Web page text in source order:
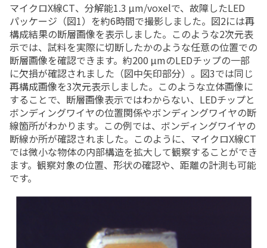
マイクロX線CT、分解能1.3 μm/voxelで、故障したLED
パッケージ（図1）を約6時間で撮影しました。図2には再
構成結果の断層画像を表示しました。このような2次元表
示では、試料を実際に切断したかのような任意の位置での
断層画像を確認できます。約200 μmのLEDチップの一部
に欠損が確認されました（図中矢印部分）。図3では同じ
再構成画像を3次元表示しました。このような立体画像に
することで、断層画像表示ではわからない、LEDチップと
ボンディングワイヤの位置関係やボンディングワイヤの断
線箇所がわかります。この例では、ボンディングワイヤの
断線か所が確認されました。このように、マイクロX線CT
では微小な物体の内部構造を拡大して観察することができ
ます。観察対象の位置、形状の確認や、距離の計測も可能
です。